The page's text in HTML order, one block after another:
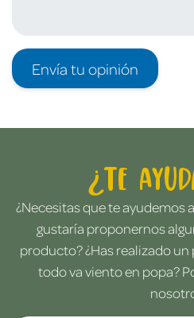
Envía tu opinión
¿Te
¿Necesitas que te ayudemos
gustaría proponernos
producto? ¿Has realizado un
todo va viento en popa?